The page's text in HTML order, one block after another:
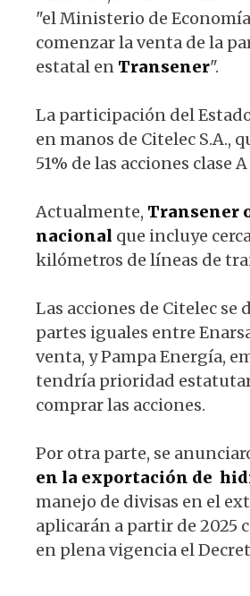
"el Ministerio de
comenzar la venta de la
estatal en Transener".
La participación del
en manos de Citelec S.A.,
51% de las acciones clase
Actualmente, Transener
nacional que incluye
kilómetros de líneas de
Las acciones de Citelec se
partes iguales entre
venta, y Pampa Energía,
tendría prioridad
comprar las acciones.
Por otra parte, se
en la exportación de
manejo de divisas en el
aplicarán a partir de 2025
en plena vigencia el